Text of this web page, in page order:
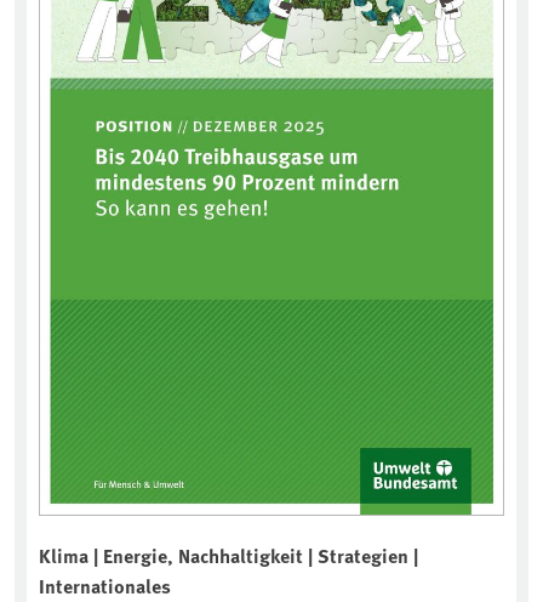
Klima | Energie, Nachhaltigkeit | Strategien |
Internationales